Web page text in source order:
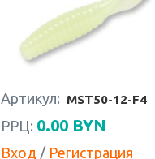
Артикул: MST50-12-F4
РРЦ: 0.00BYN
Вход / Регистрация